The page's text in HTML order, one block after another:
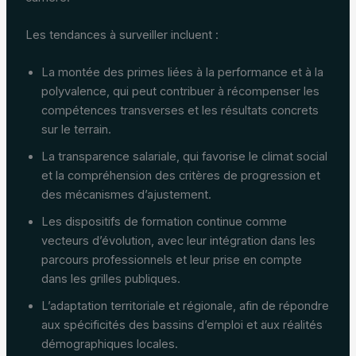
Les tendances à surveiller incluent :
La montée des primes liées à la performance et à la
polyvalence, qui peut contribuer à récompenser les
compétences transverses et les résultats concrets
sur le terrain.
La transparence salariale, qui favorise le climat social
et la compréhension des critères de progression et
des mécanismes d’ajustement.
Les dispositifs de formation continue comme
vecteurs d’évolution, avec leur intégration dans les
parcours professionnels et leur prise en compte
dans les grilles publiques.
L’adaptation territoriale et régionale, afin de répondre
aux spécificités des bassins d’emploi et aux réalités
démographiques locales.